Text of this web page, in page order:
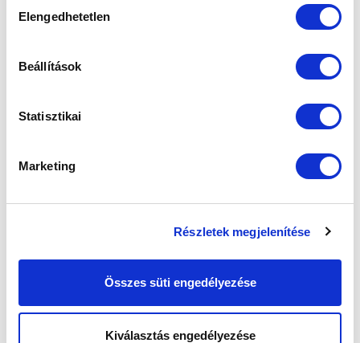
kiválasztása
Elengedhetetlen
Beállítások
Statisztikai
Marketing
Részletek megjelenítése
Összes süti engedélyezése
Kiválasztás engedélyezése